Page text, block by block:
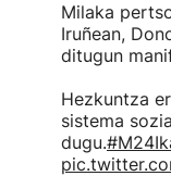
Milaka
Iruñean,
ditugun
Hezkuntza
sistema
dugu.